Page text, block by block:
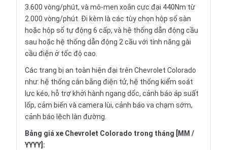
3.600 vòng/phút, và mô-men xoắn cực đại 440Nm từ
2.000 vòng/phút. Đi kèm là các tùy chọn hộp số sàn
hoặc hộp số tự động 6 cấp, và hệ thống dẫn động cầu
sau hoặc hệ thống dẫn động 2 cầu với tính năng gài
cầu điện ở tốc độ cao.
Các trang bị an toàn hiện đại trên Chevrolet Colorado
như: hệ thống cân bằng điện tử, hệ thống kiểm soát
lực kéo, hỗ trợ khởi hành ngang dốc, cảnh báo áp suất
lốp, cảm biến và camera lùi, cảnh báo va chạm sớm,
cảnh báo lệch làn đường.
Bảng giá xe Chevrolet Colorado trong tháng [MM /
YYYY]: